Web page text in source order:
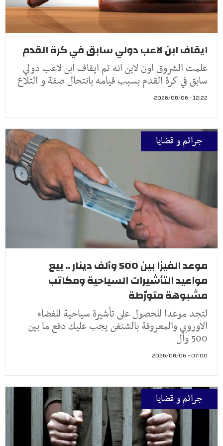
ايقاف ابن لاعب دولي سابق في كرة القدم
علمت الشروق اون لاين انه تم ايقاف ابن لاعب دولي
سابق في كرة القدم بسبب قيامه بانتحال صفة و التلاع
12:22 - 2026/08/06
جرائم و قضايا
موعد الفيزا بين 500 وألف دينار .. بيع
مواعيد التأشيرات السياحية ومكاتب
مشبوهة متورّطة
لتجد موعدا للحصول على تأشيرة سياحية للفضاء
الاوروبي والمعروفة بالشنغن يجب عليك دفع ما بين
500 وأل
07:00 - 2026/08/06
جرائم و قضايا